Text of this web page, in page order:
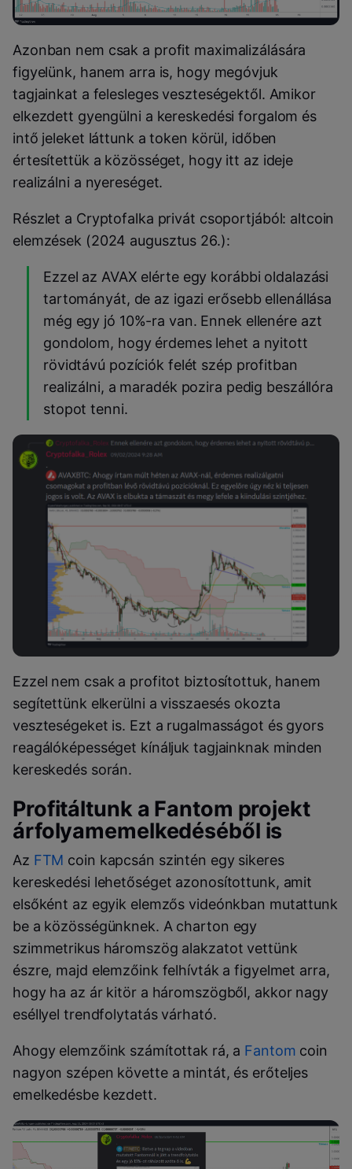
Azonban nem csak a profit maximalizálására
figyelünk, hanem arra is, hogy megóvjuk
tagjainkat a felesleges veszteségektől. Amikor
elkezdett gyengülni a kereskedési forgalom és
intő jeleket láttunk a token körül, időben
értesítettük a közösséget, hogy itt az ideje
realizálni a nyereséget.
Részlet a Cryptofalka privát csoportjából: altcoin
elemzések (2024 augusztus 26.):
Ezzel az AVAX elérte egy korábbi oldalazási
tartományát, de az igazi erősebb ellenállása
még egy jó 10%-ra van. Ennek ellenére azt
gondolom, hogy érdemes lehet a nyitott
rövidtávú pozíciók felét szép profitban
realizálni, a maradék pozira pedig beszállóra
stopot tenni.
Ezzel nem csak a profitot biztosítottuk, hanem
segítettünk elkerülni a visszaesés okozta
veszteségeket is. Ezt a rugalmasságot és gyors
reagálóképességet kínáljuk tagjainknak minden
kereskedés során.
Profitáltunk a Fantom projekt
árfolyamemelkedéséből is
Az FTM coin kapcsán szintén egy sikeres
kereskedési lehetőséget azonosítottunk, amit
elsőként az egyik elemzős videónkban mutattunk
be a közösségünknek. A charton egy
szimmetrikus háromszög alakzatot vettünk
észre, majd elemzőink felhívták a figyelmet arra,
hogy ha az ár kitör a háromszögből, akkor nagy
eséllyel trendfolytatás várható.
Ahogy elemzőink számítottak rá, a Fantom coin
nagyon szépen követte a mintát, és erőteljes
emelkedésbe kezdett.